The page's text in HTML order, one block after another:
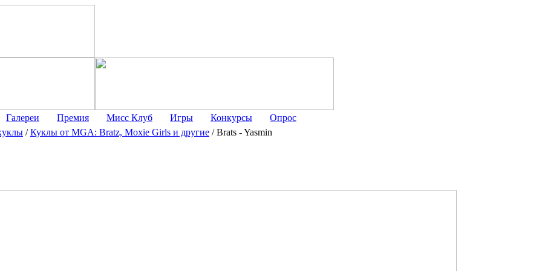
Галереи Премия Мисс Клуб Игры Конкурсы
Опрос
/Куклы от MGA: Bratz, Moxie Girls и другие /Brats - Yasmin